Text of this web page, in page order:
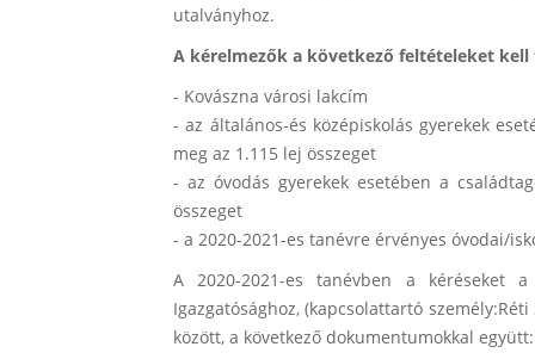
utalványhoz.
A kérelmezők a következő feltételeket kell
- Kovászna városi lakcím
- az általános-és középiskolás gyerekek
meg az 1.115 lej összeget
- az óvodás gyerekek esetében a
összeget
- a 2020-2021-es tanévre érvényes óvodai/
A 2020-2021-es tanévben a kéréseket
Igazgatósághoz, (kapcsolattartó
között, a következő dokumentumokkal együtt: